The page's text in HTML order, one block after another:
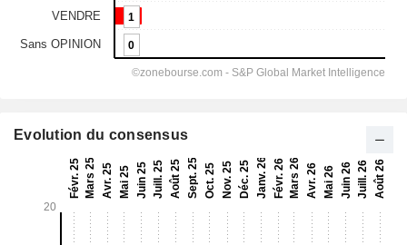
Evolution du consensus